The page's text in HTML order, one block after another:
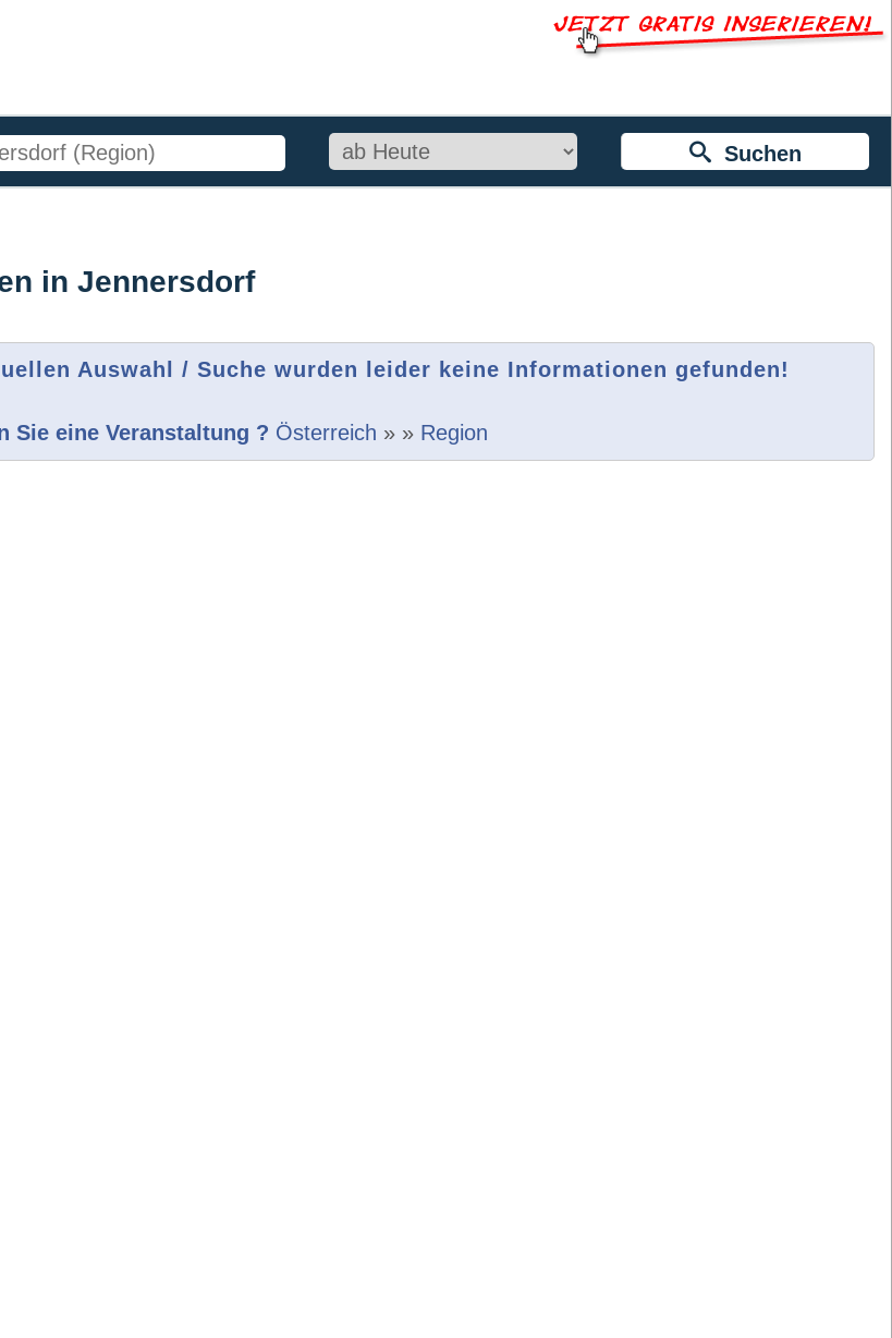
Suchen
in Jennersdorf
Auswahl / Suche wurden leider keine Informationen gefunden!
Sie eine Veranstaltung ? Österreich » » Region